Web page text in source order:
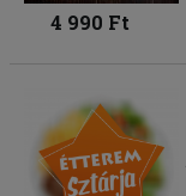
4 990 Ft